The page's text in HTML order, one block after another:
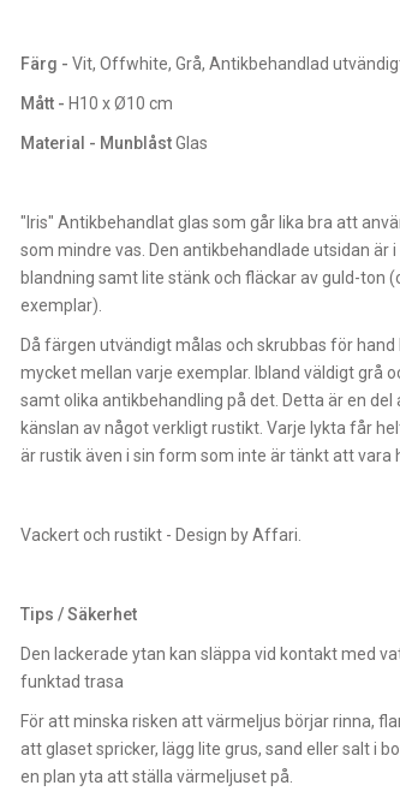
Färg - Vit, Offwhite, Grå, Antikbehandlad
Mått - H10 x Ø10 cm
Material - MunblåstGlas
"Iris" Antikbehandlat glas som går lika bra att
som mindre vas. Den antikbehandlade utsidan är
blandning samt lite stänk och fläckar av guld-ton
exemplar).
Då färgen utvändigt målas och skrubbas för hand
mycket mellan varje exemplar. Ibland väldigt grå
samt olika antikbehandling på det. Detta är en del
känslan av något verkligt rustikt. Varje lykta får
är rustik även i sin form som inte är tänkt att vara
Vackert och rustikt - Design by Affari.
Tips / Säkerhet
Den lackerade ytan kan släppa vid kontakt med
funktad trasa
För att minska risken att värmeljus börjar rinna,
att glaset spricker, lägg lite grus, sand eller salt i
en plan yta att ställa värmeljuset på.